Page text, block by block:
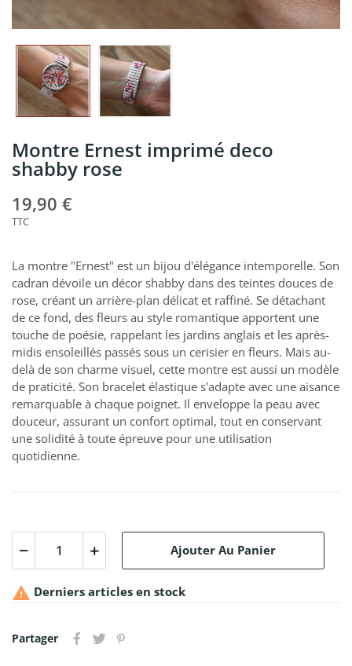
Montre Ernest imprimé deco
shabby rose
19,90 €
TTC
La montre "Ernest" est un bijou d'élégance intemporelle. Son
cadran dévoile un décor shabby dans des teintes douces de
rose, créant un arrière-plan délicat et raffiné. Se détachant
de ce fond, des fleurs au style romantique apportent une
touche de poésie, rappelant les jardins anglais et les après-
midis ensoleillés passés sous un cerisier en fleurs. Mais au-
delà de son charme visuel, cette montre est aussi un modèle
de praticité. Son bracelet élastique s'adapte avec une aisance
remarquable à chaque poignet. Il enveloppe la peau avec
douceur, assurant un confort optimal, tout en conservant
une solidité à toute épreuve pour une utilisation
quotidienne.
Ajouter Au Panier
 Derniers articles en stock
Partager